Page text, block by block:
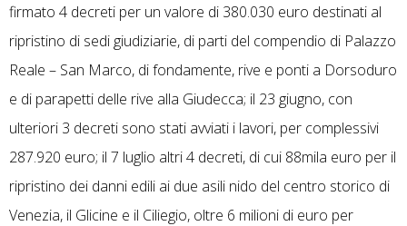
firmato 4 decreti per un valore di 380.030 euro destinati al
ripristino di sedi giudiziarie, di parti del compendio di Palazzo
Reale – San Marco, di fondamente, rive e ponti a Dorsoduro
e di parapetti delle rive alla Giudecca; il 23 giugno, con
ulteriori 3 decreti sono stati avviati i lavori, per complessivi
287.920 euro; il 7 luglio altri 4 decreti, di cui 88mila euro per il
ripristino dei danni edili ai due asili nido del centro storico di
Venezia, il Glicine e il Ciliegio, oltre 6 milioni di euro per